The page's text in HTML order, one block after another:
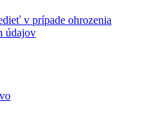
v prípade ohrozenia
údajov